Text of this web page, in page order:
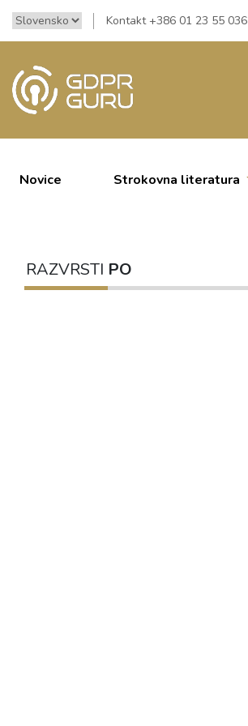
Kontakt +386 01 23 55 036
Novice Strokovna literatura
RAZVRSTI PO